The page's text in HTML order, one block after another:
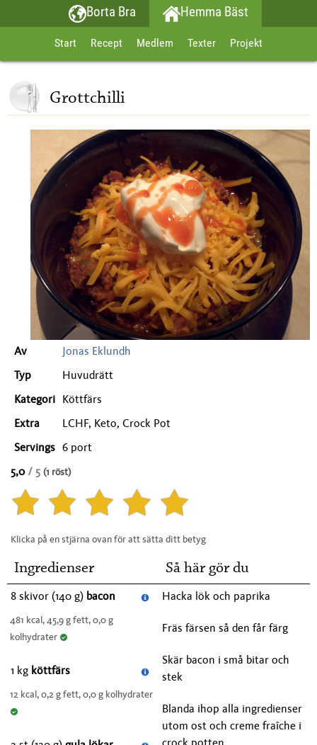
Borta Bra Hemma Bäst
Start Recept Medlem Texter Projekt
Grottchilli
Av Jonas Eklundh
Typ Huvudrätt
Kategori Köttfärs
Extra LCHF, Keto, Crock Pot
Servings 6 port
5,0/ 5 (1 röst)
Klicka på en stjärna ovan för att sätta ditt betyg
Ingredienser
8 skivor (140 g) bacon
481 kcal, 45,9 g fett, 0,0 g
kolhydrater
1 kg köttfärs
12 kcal, 0,2 g fett, 0,0 g kolhydrater
Så här gör du
Hacka lök och paprika
Fräs färsen så den får färg
Skär bacon i små bitar och
stek
Blanda ihop alla ingredienser
utom ost och creme fraîche i